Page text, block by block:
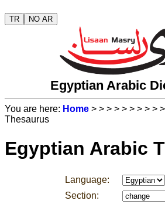
TR NO AR
Egyptian Arabic
You are here: Home > > > > > > > > > >
Thesaurus
Egyptian Arabic
Language:
Section: